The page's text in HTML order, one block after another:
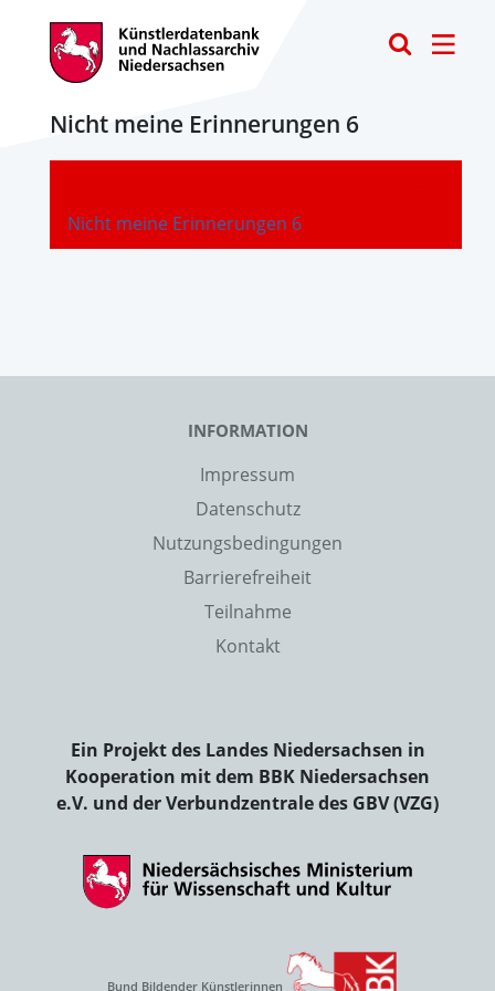
Nicht meine Erinnerungen 6
Nicht meine Erinnerungen 6
-
INFORMATION
Impressum
Datenschutz
Nutzungsbedingungen
Barrierefreiheit
Teilnahme
Kontakt
Ein Projekt des Landes Niedersachsen in
Kooperation mit dem BBK Niedersachsen
e.V. und der Verbundzentrale des GBV (VZG)
Bund Bildender Künstlerinnen